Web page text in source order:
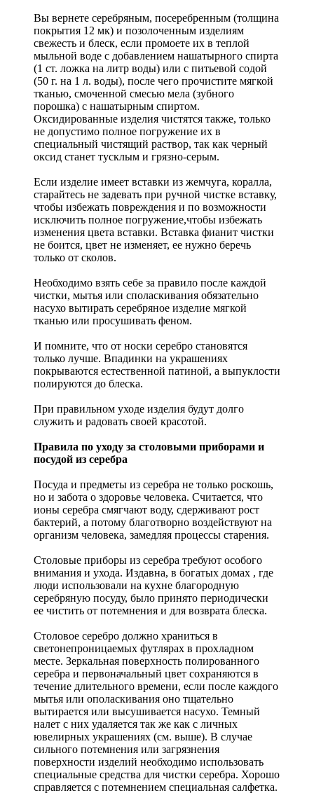
Вы вернете серебряным, посеребренным (толщина
покрытия 12 мк) и позолоченным изделиям
свежесть и блеск, если промоете их в теплой
мыльной воде с добавлением нашатырного спирта
(1 ст. ложка на литр воды) или с питьевой содой
(50 г. на 1 л. воды), после чего прочистите мягкой
тканью, смоченной смесью мела (зубного
порошка) с нашатырным спиртом.
Оксидированные изделия чистятся также, только
не допустимо полное погружение их в
специальный чистящий раствор, так как черный
оксид станет тусклым и грязно-серым.
Если изделие имеет вставки из жемчуга, коралла,
старайтесь не задевать при ручной чистке вставку,
чтобы избежать повреждения и по возможности
исключить полное погружение,чтобы избежать
изменения цвета вставки. Вставка фианит чистки
не боится, цвет не изменяет, ее нужно беречь
только от сколов.
Необходимо взять себе за правило после каждой
чистки, мытья или споласкивания обязательно
насухо вытирать серебряное изделие мягкой
тканью или просушивать феном.
И помните, что от носки серебро становятся
только лучше. Впадинки на украшениях
покрываются естественной патиной, а выпуклости
полируются до блеска.
При правильном уходе изделия будут долго
служить и радовать своей красотой.
Правила по уходу за столовыми приборами и
посудой из серебра
Посуда и предметы из серебра не только роскошь,
но и забота о здоровье человека. Считается, что
ионы серебра смягчают воду, сдерживают рост
бактерий, а потому благотворно воздействуют на
организм человека, замедляя процессы старения.
Столовые приборы из серебра требуют особого
внимания и ухода. Издавна, в богатых домах , где
люди использовали на кухне благородную
серебряную посуду, было принято периодически
ее чистить от потемнения и для возврата блеска.
Столовое серебро должно храниться в
светонепроницаемых футлярах в прохладном
месте. Зеркальная поверхность полированного
серебра и первоначальный цвет сохраняются в
течение длительного времени, если после каждого
мытья или ополаскивания оно тщательно
вытирается или высушивается насухо. Темный
налет с них удаляется так же как с личных
ювелирных украшениях (см. выше). В случае
сильного потемнения или загрязнения
поверхности изделий необходимо использовать
специальные средства для чистки серебра. Хорошо
справляется с потемнением специальная салфетка.